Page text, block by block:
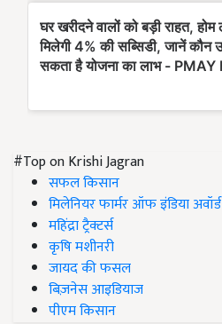
#Top on Krishi Jagran
सफल किसान
मिलेनियर फार्मर ऑफ इंडिया अवॉर्ड
महिंद्रा ट्रैक्टर्स
कृषि मशीनरी
जायद की फसल
बिज़नेस आइडियाज
पीएम किसान